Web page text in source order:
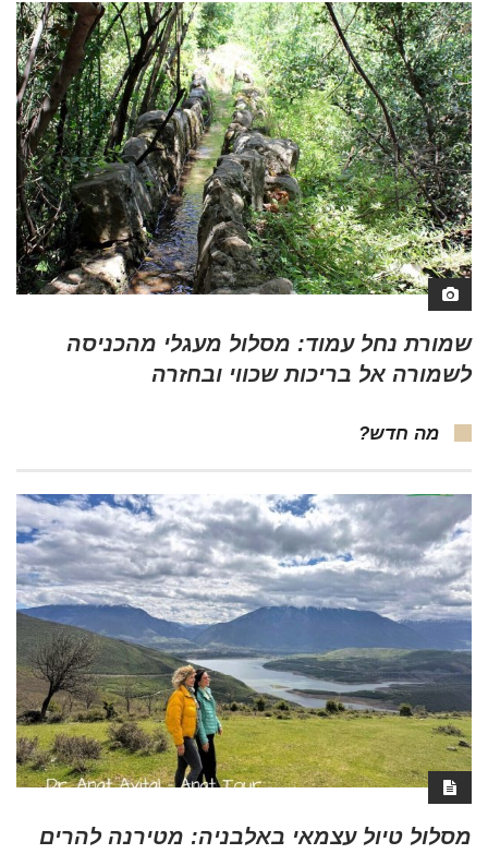
שמורת נחל עמוד: מסלול מעגלי מהכניסה
לשמורה אל בריכות שכווי ובחזרה
מה חדש?
מסלול טיול עצמאי באלבניה: מטירנה להרים